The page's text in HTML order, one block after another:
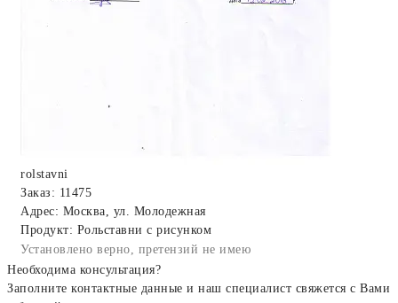
rolstavni
Заказ: 11475
Адрес: Москва, ул. Молодежная
Продукт: Рольставни с рисунком
Установлено верно, претензий не имею
Необходима консультация?
Заполните контактные данные и наш специалист свяжется с Вами